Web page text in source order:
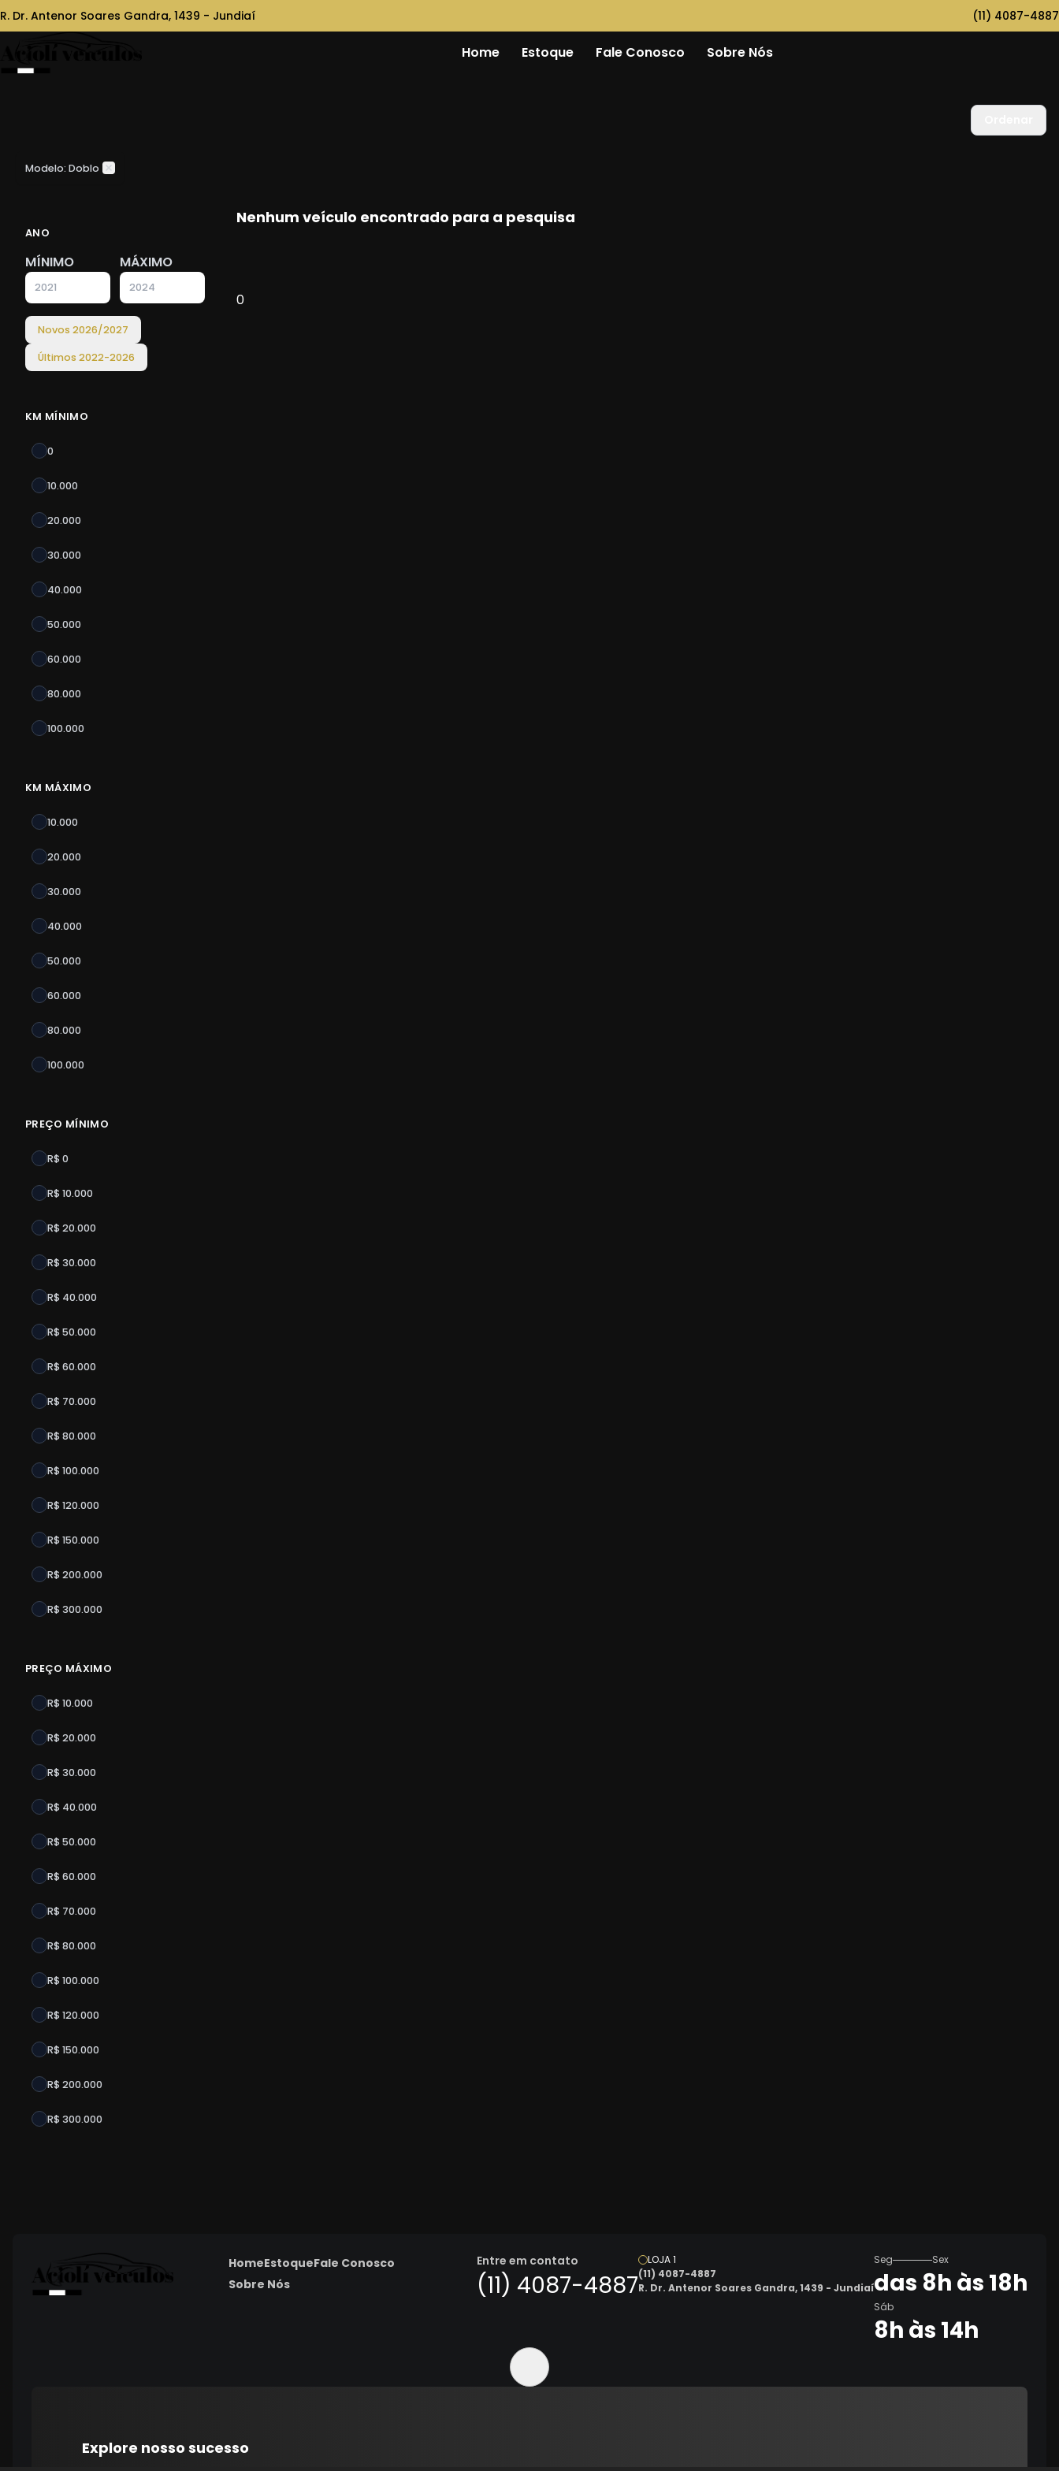
R. Dr. Antenor Soares Gandra, 1439 - Jundiaí (11) 4087-4887
Home Estoque Fale Conosco Sobre Nós
Modelo: Doblo
ANO
MÍNIMO MÁXIMO
Novos 2026/2027
Últimos 2022-2026
KM MÍNIMO
0
10.000
20.000
30.000
40.000
50.000
60.000
80.000
100.000
KM MÁXIMO
10.000
20.000
30.000
40.000
50.000
60.000
80.000
100.000
PREÇO MÍNIMO
R$ 0
R$ 10.000
R$ 20.000
R$ 30.000
R$ 40.000
R$ 50.000
R$ 60.000
R$ 70.000
R$ 80.000
R$ 100.000
R$ 120.000
R$ 150.000
R$ 200.000
R$ 300.000
PREÇO MÁXIMO
R$ 10.000
R$ 20.000
R$ 30.000
R$ 40.000
R$ 50.000
R$ 60.000
R$ 70.000
R$ 80.000
R$ 100.000
R$ 120.000
R$ 150.000
R$ 200.000
R$ 300.000
Nenhum veículo encontrado para a pesquisa
0
HomeEstoqueFale Conosco
Sobre Nós
Entre em contato
(11) 4087-4887
LOJA 1
(11) 4087-4887
R. Dr. Antenor Soares Gandra, 1439 - Jundiaí
Seg Sex
das 8h às 18h
Sáb
8h às 14h
Explore nosso sucesso